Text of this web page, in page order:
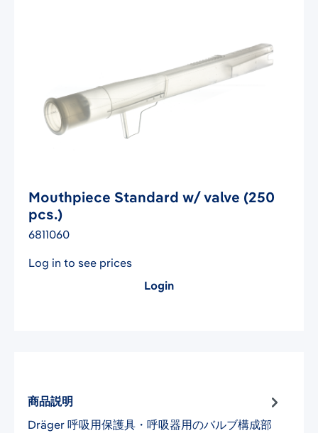
Mouthpiece Standard w/ valve (250
pcs.)
6811060
Log in to see prices
Login
商品説明
Dräger 呼吸用保護具・呼吸器用のバルブ構成部